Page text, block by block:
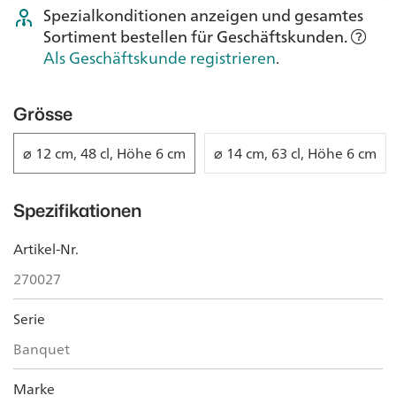
Spezialkonditionen anzeigen und gesamtes
Sortiment bestellen für Geschäftskunden.
Als Geschäftskunde registrieren.
Grösse
⌀ 12 cm, 48 cl, Höhe 6 cm ⌀ 14 cm, 63 cl, Höhe 6 cm
Spezifikationen
Artikel-Nr.
270027
Serie
Banquet
Marke